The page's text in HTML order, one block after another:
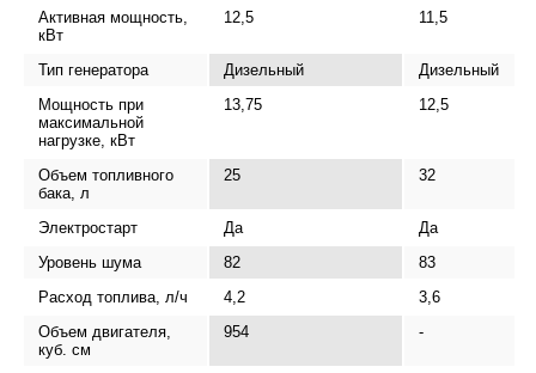
Активная мощность,
кВт
12,5 11,5
Тип генератора Дизельный
Дизельный
Мощность при
максимальной
нагрузке, кВт
13,75 12,5
Объем топливного
бака, л
25 32
Электростарт Да
Да
Уровень шума
82
83
Расход топлива, л/ч
4,2
3,6
Объем двигателя,
куб. см
954 -